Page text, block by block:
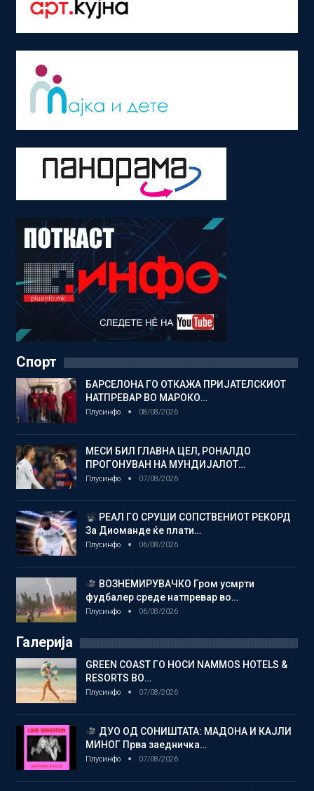
Спорт
БАРСЕЛОНА ГО ОТКАЖА ПРИЈАТЕЛСКИОТ
НАТПРЕВАР ВО МАРОКО…
Плусинфо 08/08/2026
МЕСИ БИЛ ГЛАВНА ЦЕЛ, РОНАЛДО
ПРОГОНУВАН НА МУНДИЈАЛОТ…
Плусинфо 07/08/2026
РЕАЛ ГО СРУШИ СОПСТВЕНИОТ РЕКОРД
За Диоманде ќе плати…
Плусинфо 06/08/2026
ВОЗНЕМИРУВАЧКО Гром усмрти
фудбалер среде натпревар во…
Плусинфо 06/08/2026
Галерија
GREEN COAST ГО НОСИ NAMMOS HOTELS &
RESORTS ВО…
Плусинфо 07/08/2026
ДУО ОД СОНИШТАТА: МАДОНА И КАЈЛИ
МИНОГ Прва заедничка…
Плусинфо 07/08/2026